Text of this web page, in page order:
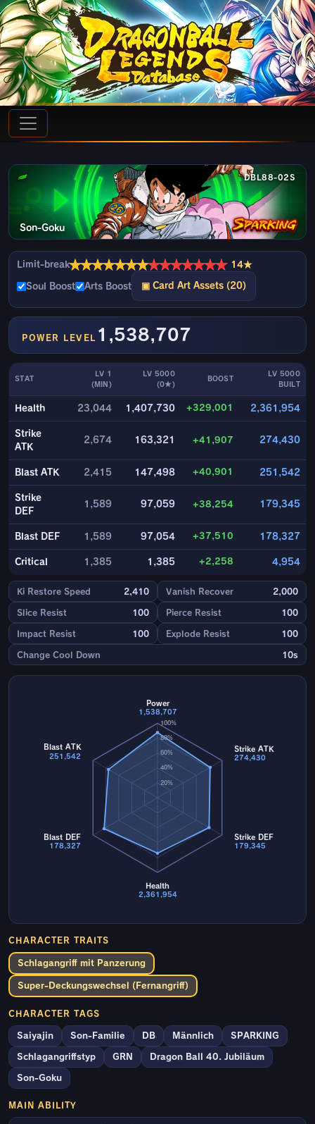
DBL88-02S
Son-Goku
Limit-break★★★★★★★★★★★★★★ 14★
Soul Boost Arts Boost ▣ Card Art Assets (20)
POWER LEVEL 1,538,707
STAT
LV 1
(MIN)
LV 5000
(0★)
BOOST
LV 5000
BUILT
Health 23,044 1,407,730 +329,001 2,361,954
Strike
ATK
2,674 163,321 +41,907 274,430
Blast ATK 2,415 147,498 +40,901 251,542
Strike
DEF
1,589 97,059 +38,254 179,345
Blast DEF 1,589 97,054 +37,510 178,327
Critical 1,385 1,385 +2,258 4,954
Ki Restore Speed 2,410 Vanish Recover 2,000
Slice Resist 100 Pierce Resist 100
Impact Resist 100 Explode Resist 100
Change Cool Down 10s
20%
40%
60%
80%
100%
Power
1,538,707
Strike ATK
274,430
Strike DEF
179,345
Health
2,361,954
Blast DEF
178,327
Blast ATK
251,542
CHARACTER TRAITS
Schlagangriff mit Panzerung
Super-Deckungswechsel (Fernangriff)
CHARACTER TAGS
Saiyajin Son-Familie DB Männlich SPARKING
Schlagangriffstyp GRN Dragon Ball 40. Jubiläum
Son-Goku
MAIN ABILITY